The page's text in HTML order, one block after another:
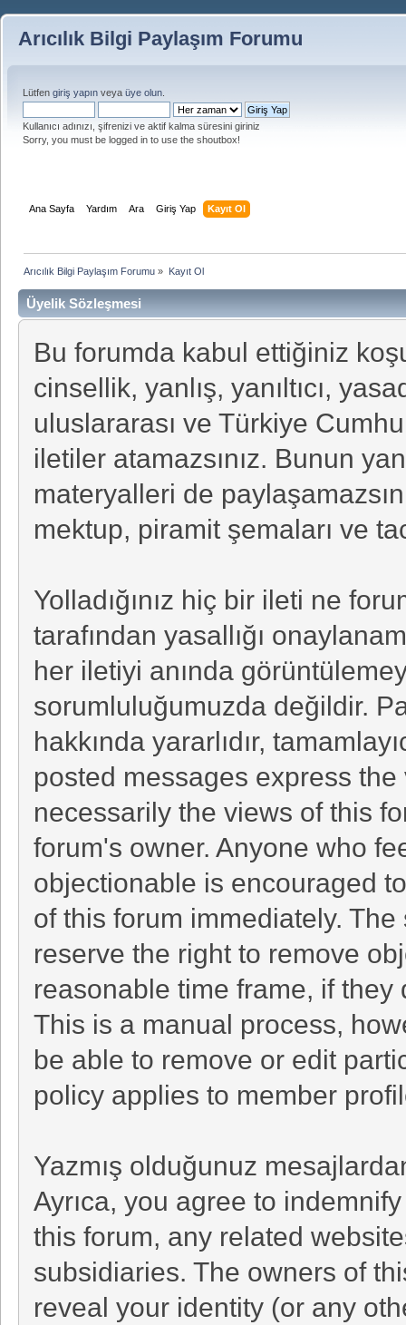
Arıcılık Bilgi Paylaşım Forumu
Lütfen giriş yapın veya üye olun
Kullanıcı adınızı, şifrenizi ve aktif kalma süresini giriniz
Sorry, you must be logged in to use the shoutbox!
Ana Sayfa Yardım Ara Giriş Yap Kayıt Ol
Arıcılık Bilgi Paylaşım Forumu » Kayıt Ol
Üyelik Sözleşmesi
Bu forumda kabul ettiğiniz
cinsellik, yanlış, yanıltıcı,
uluslararası ve Türkiye
iletiler atamazsınız. Bunun
materyalleri de
mektup, piramit şemaları ve
Yolladığınız hiç bir ileti ne
tarafından yasallığı
her iletiyi anında
sorumluluğumuzda değildir.
hakkında yararlıdır,
posted messages express
necessarily the views of this
forum's owner. Anyone who
objectionable is encouraged
of this forum immediately.
reserve the right to remove
reasonable time frame, if
This is a manual process,
be able to remove or edit
policy applies to member
Yazmış olduğunuz
Ayrıca, you agree to
this forum, any related
subsidiaries. The owners of
reveal your identity (or any